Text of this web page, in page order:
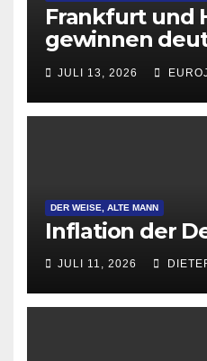
Frankfurt und
gewinnen
Attraktivität für
Gründungen
JULI 13, 2026
DER WEISE, ALTE MANN
Inflation der
JULI 11, 2026